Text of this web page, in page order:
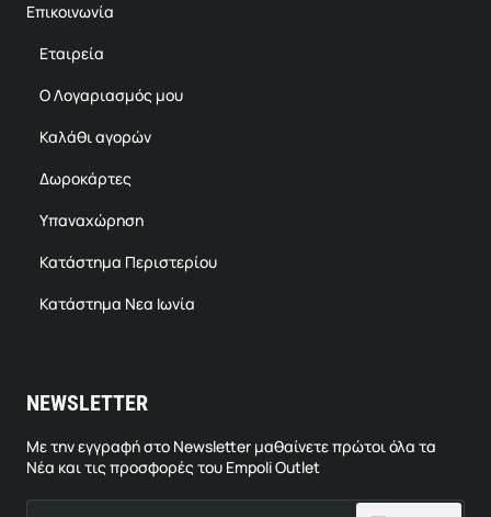
Επικοινωνία
Εταιρεία
Ο Λογαριασμός μου
Καλάθι αγορών
Δωροκάρτες
Υπαναχώρηση
Κατάστημα Περιστερίου
Κατάστημα Νεα Ιωνία
NEWSLETTER
Με την εγγραφή στο Newsletter μαθαίνετε πρώτοι όλα τα
Νέα και τις προσφορές του Empoli Outlet